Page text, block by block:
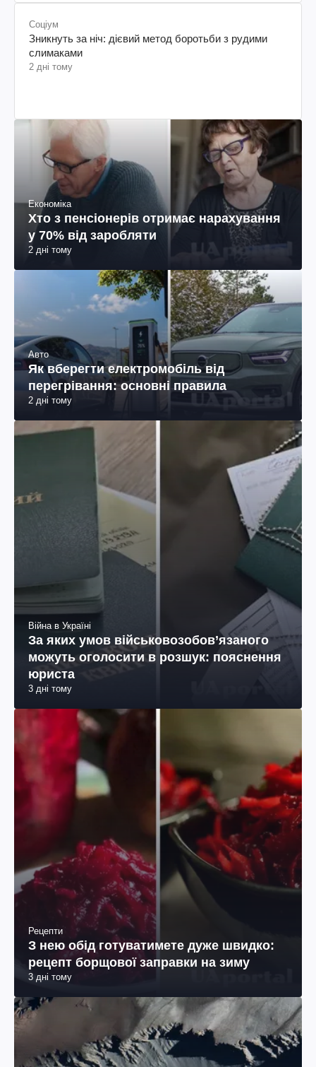
Соціум
Зникнуть за ніч: дієвий метод боротьби з рудими
слимаками
2 дні тому
Економіка
Хто з пенсіонерів отримає нарахування
у 70% від заробляти
2 дні тому
Авто
Як вберегти електромобіль від
перегрівання: основні правила
2 дні тому
Війна в Україні
За яких умов військовозобов’язаного
можуть оголосити в розшук: пояснення
юриста
3 дні тому
Рецепти
З нею обід готуватимете дуже швидко:
рецепт борщової заправки на зиму
3 дні тому